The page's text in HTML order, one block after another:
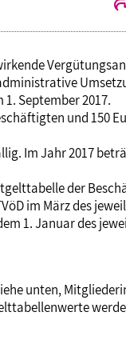
September 2017.
und 150
Im Jahr 2017
der
im März des
1. Januar des
unten,